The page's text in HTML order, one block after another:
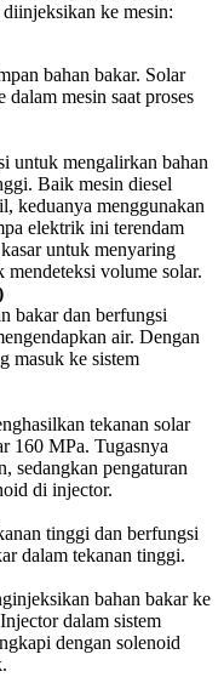
ke mesin:
bahan bakar. Solar
mesin saat proses
untuk mengalirkan bahan
Baik mesin diesel
keduanya menggunakan
elektrik ini terendam
untuk menyaring
volume solar.
bakar dan berfungsi
air. Dengan
masuk ke sistem
tekanan solar
160 MPa. Tugasnya
sedangkan pengaturan
di injector.
tinggi dan berfungsi
dalam tekanan tinggi.
bahan bakar ke
dalam sistem
dengan solenoid